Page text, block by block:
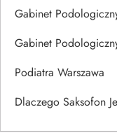
Gabinet
Gabinet
Podiatra Warszawa
Dlaczego Saksofon